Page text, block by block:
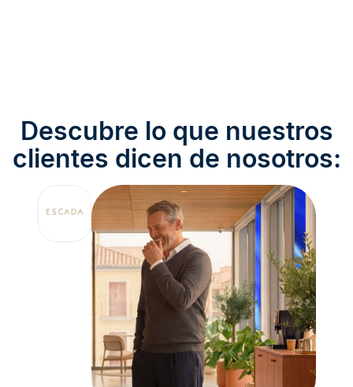
Descubre lo que nuestros
clientes dicen de nosotros: